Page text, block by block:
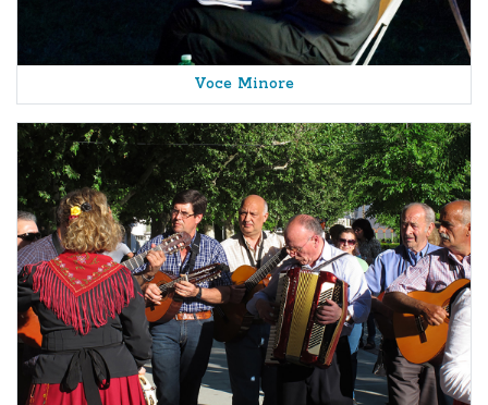
Voce Minore